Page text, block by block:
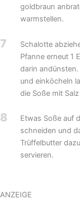
goldbraun
warmstellen.
7
Schalotte
Pfanne erneut 1
darin
und einköcheln
die Soße mit
8
Etwas Soße auf
schneiden und
Trüffelbutter
servieren.
ANZEIGE